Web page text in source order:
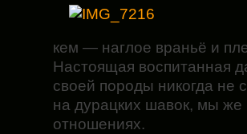
кем — наглое враньё и
Настоящая воспитанная
своей породы никогда не
на дурацких шавок, мы же
отношениях.